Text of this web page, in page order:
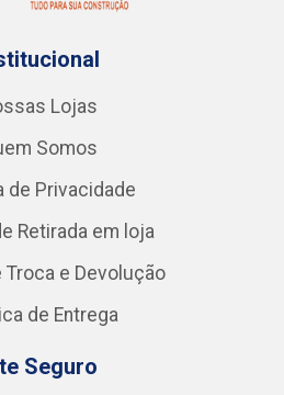
Lojas
Somos
de Privacidade
Retirada em loja
Troca e Devolução
de Entrega
Seguro